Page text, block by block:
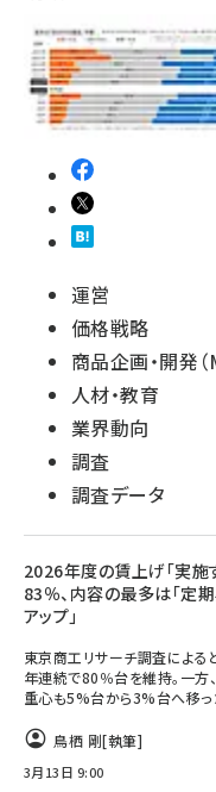
運営
価格戦略
商品企画・開発（
人材・教育
業界動向
調査
調査データ
2026年度の賃上げ「実施
83％、内容の最多は「定
アップ」
東京商工リサーチ調査によ
年連続で80％台を維持。一方
重心も5%台から3%台へ移っ
鳥栖 剛[執筆]
3月13日 9:00